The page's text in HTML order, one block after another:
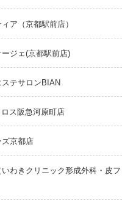
ア（京都駅前店）
ージェ(京都駅前店)
ステサロンBIAN
ス阪急河原町店
ズ京都店
わきクリニック形成外科・皮フ